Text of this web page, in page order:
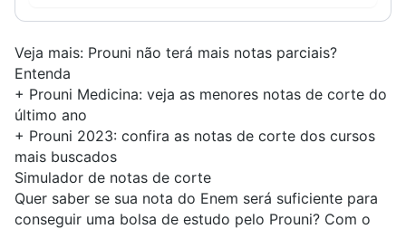
Veja mais: Prouni não terá mais notas parciais?
Entenda
+ Prouni Medicina: veja as menores notas de corte do
último ano
+ Prouni 2023: confira as notas de corte dos cursos
mais buscados
Simulador de notas de corte
Quer saber se sua nota do Enem será suficiente para
conseguir uma bolsa de estudo pelo Prouni? Com o